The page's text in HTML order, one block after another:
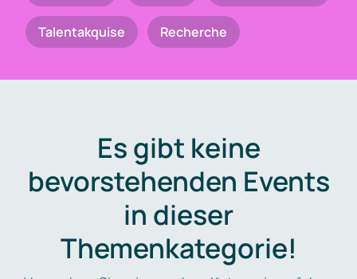
Talentakquise Recherche
Es gibt keine
bevorstehenden Events
in dieser
Themenkategorie!